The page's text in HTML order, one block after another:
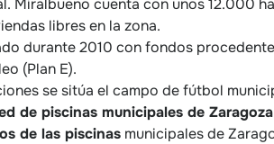
Miralbueno cuenta con unos 12.000
libres en la zona.
durante 2010 con fondos
(Plan E).
se sitúa el campo de fútbol
de piscinas municipales de
de las piscinas municipales de